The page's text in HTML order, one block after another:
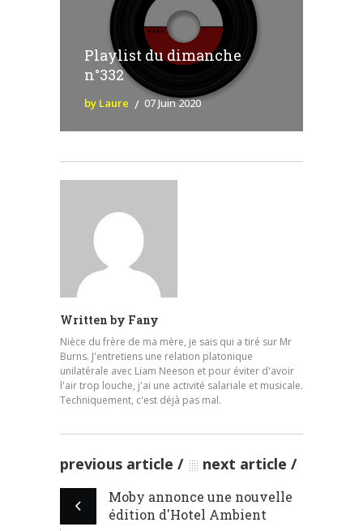
Playlist du dimanche
n°332
by Laure 07 Juin 2020
Written by Fany
Nièce du frère de ma mère, je sais qui a tiré sur Mr
Burns. J'entretiens une relation platonique
unilatérale avec Liam Neeson et pour éviter d'avoir
l'air trop louche, j'ai une activité salariale et musicale.
Techniquement, c'est déjà pas mal.
previous article next article
Moby annonce une nouvelle
édition d'Hotel Ambient